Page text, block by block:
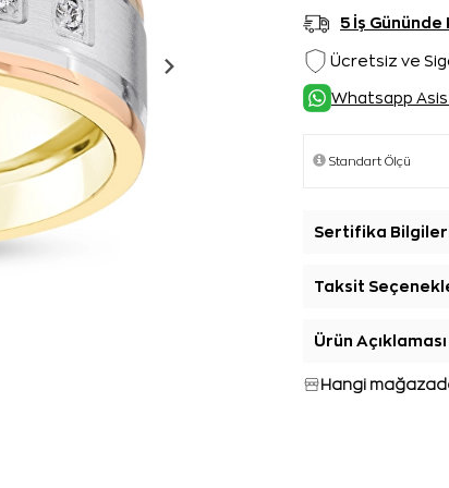
5 İş
Ücretsiz ve
Whatsapp
Sertifika
Taksit
Ürün Açıklaması
Hangi